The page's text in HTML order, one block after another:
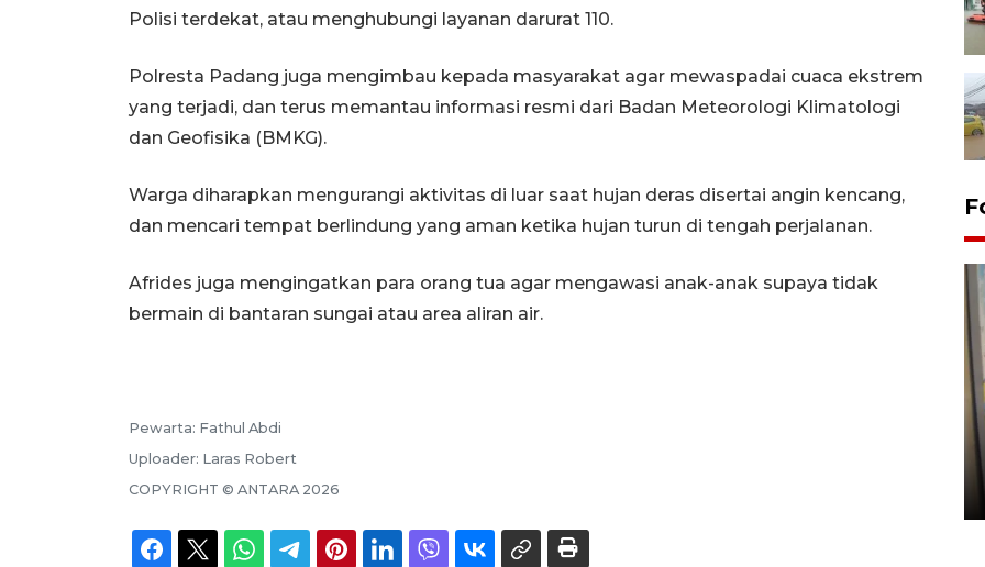
Polisi terdekat, atau menghubungi layanan darurat 110.
Polresta Padang juga mengimbau kepada masyarakat agar mewaspadai cuaca ekstrem
yang terjadi, dan terus memantau informasi resmi dari Badan Meteorologi Klimatologi
dan Geofisika (BMKG).
Warga diharapkan mengurangi aktivitas di luar saat hujan deras disertai angin kencang,
dan mencari tempat berlindung yang aman ketika hujan turun di tengah perjalanan.
Afrides juga mengingatkan para orang tua agar mengawasi anak-anak supaya tidak
bermain di bantaran sungai atau area aliran air.
Pewarta: Fathul Abdi
Uploader: Laras Robert
COPYRIGHT © ANTARA 2026